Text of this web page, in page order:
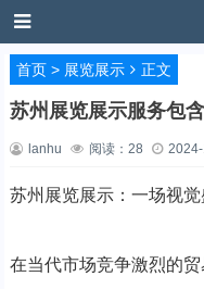
首页> 展览展示 正文
苏州展览展示服务包
lanhu 阅读： 28
苏州展览展示：一场视觉
在当代市场竞争激烈的